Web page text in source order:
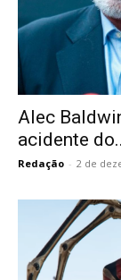
Alec
acidente
Redação - 2 de